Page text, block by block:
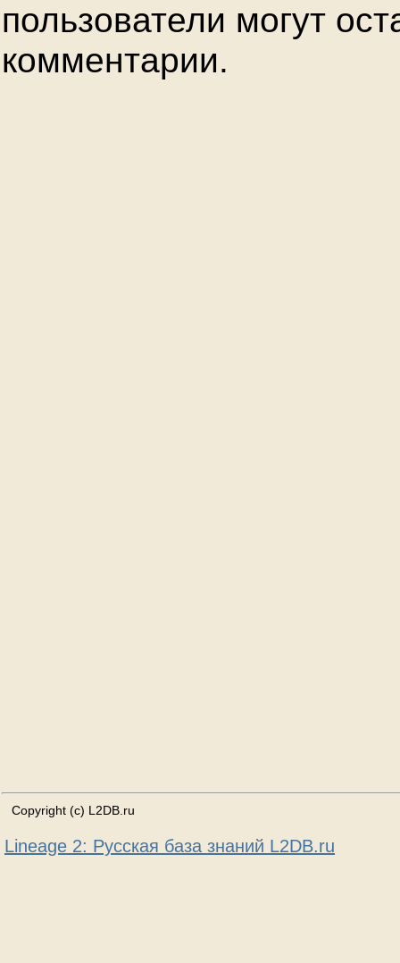
пользователи могут
комментарии.
Copyright (c) L2DB.ru
Lineage 2: Русская база знаний L2DB.ru